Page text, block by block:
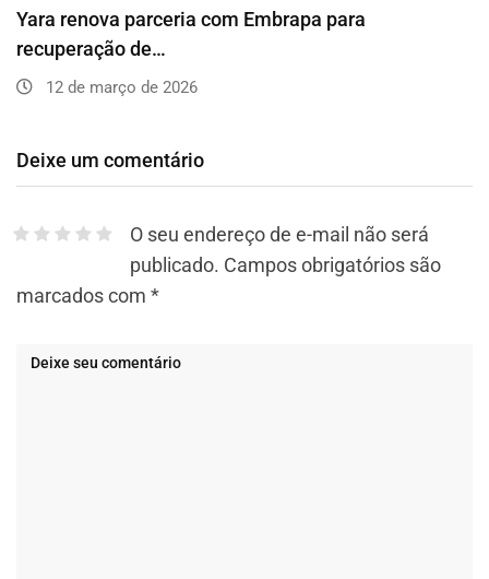
Yara renova parceria com Embrapa para
recuperação de…
12 de março de 2026
Deixe um comentário
O seu endereço de e-mail não será
publicado. Campos obrigatórios são
marcados com *